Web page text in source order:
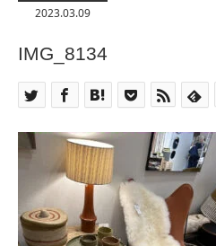
2023.03.09
IMG_8134